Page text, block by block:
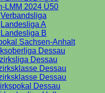
LMM 2024 Ü50
Verbandsliga
Landesliga A
Landesliga B
Sachsen-Anhalt
Dessau
Dessau
Dessau
Dessau
Dessau